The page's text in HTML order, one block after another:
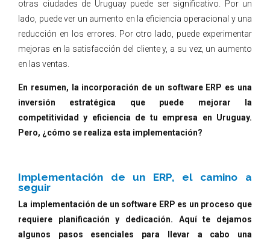
otras ciudades de Uruguay puede ser significativo. Por un
lado, puede ver un aumento en la eficiencia operacional y una
reducción en los errores. Por otro lado, puede experimentar
mejoras en la satisfacción del cliente y, a su vez, un aumento
en las ventas.
En resumen, la incorporación de un software ERP es una
inversión estratégica que puede mejorar la
competitividad y eficiencia de tu empresa en Uruguay.
Pero, ¿cómo se realiza esta implementación?
Implementación de un ERP, el camino a
seguir
La implementación de un software ERP es un proceso que
requiere planificación y dedicación. Aquí te dejamos
algunos pasos esenciales para llevar a cabo una